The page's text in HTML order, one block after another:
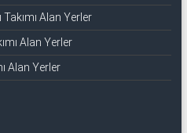
Alan Yerler
Alan Yerler
Alan Yerler